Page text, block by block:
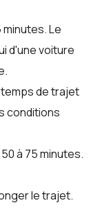
minutes. Le
d'une voiture
temps de trajet
conditions
à 75 minutes.
le trajet.